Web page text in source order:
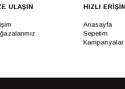
ULAŞIN HIZLI
Anasayfa
Sepetim
Kampanyalar